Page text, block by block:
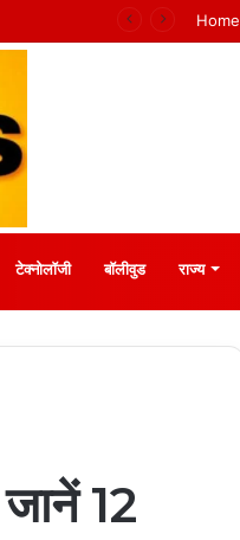
शाम Home
टेक्नोलॉजी बॉलीवुड राज्य
12